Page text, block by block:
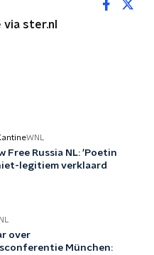
ster.nl
WNL
Free Russia NL: 'Poetin
legitiem verklaard
over
München: